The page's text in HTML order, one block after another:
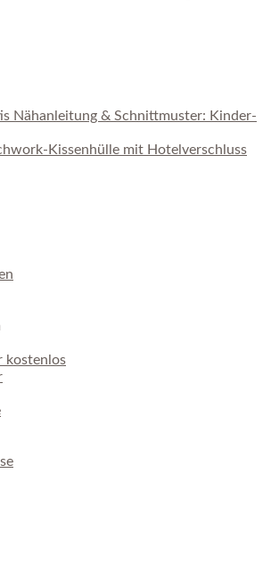
Nähanleitung & Schnittmuster: Kinder-
Kissenhülle mit Hotelverschluss
kostenlos